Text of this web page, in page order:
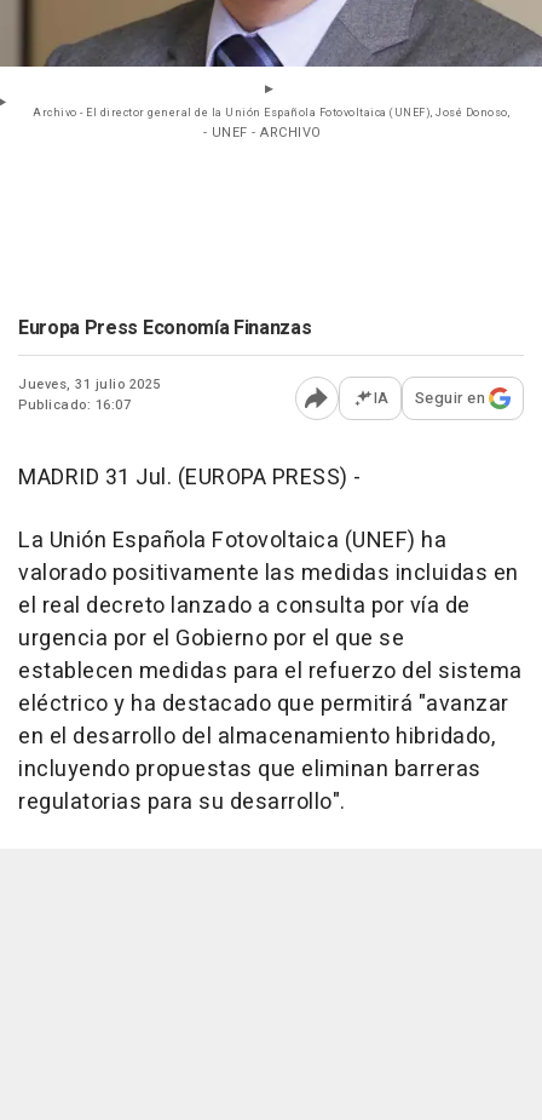
Archivo - El director general de la Unión Española Fotovoltaica (UNEF), José Donoso,
- UNEF - ARCHIVO
Europa Press Economía Finanzas
Jueves, 31 julio 2025
Publicado: 16:07
Abrir opciones para
IA Seguir en
MADRID 31 Jul. (EUROPA PRESS) -
La Unión Española Fotovoltaica (UNEF) ha
valorado positivamente las medidas incluidas en
el real decreto lanzado a consulta por vía de
urgencia por el Gobierno por el que se
establecen medidas para el refuerzo del sistema
eléctrico y ha destacado que permitirá "avanzar
en el desarrollo del almacenamiento hibridado,
incluyendo propuestas que eliminan barreras
regulatorias para su desarrollo".